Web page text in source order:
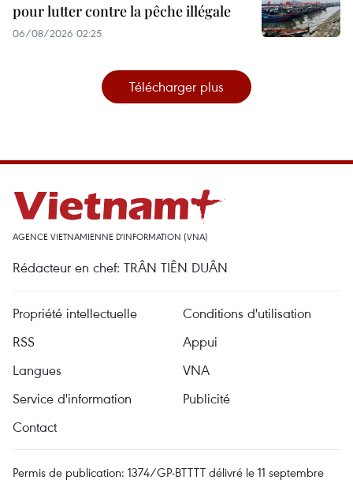
pour lutter contre la pêche illégale
06/08/2026 02:25
Télécharger plus
AGENCE VIETNAMIENNE D'INFORMATION (VNA)
Rédacteur en chef: TRÂN TIÊN DUÂN
Propriété intellectuelle
Conditions d'utilisation
RSS
Appui
Langues
VNA
Service d'information
Publicité
Contact
Permis de publication: 1374/GP-BTTTT délivré le 11 septembre